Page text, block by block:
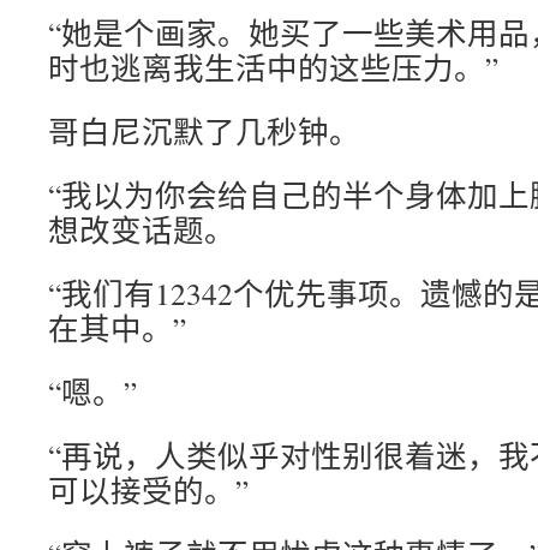
“她是个画家。她买了一些美术用
时也逃离我生活中的这些压力。”
哥白尼沉默了几秒钟。
“我以为你会给自己的半个身体加
想改变话题。
“我们有12342个优先事项。遗憾的
在其中。”
“嗯。”
“再说，人类似乎对性别很着迷，
可以接受的。”